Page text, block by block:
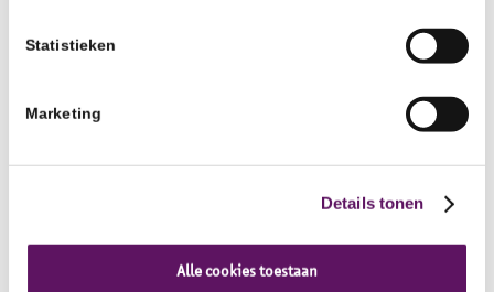
Statistieken
Marketing
Details tonen
Alle cookies toestaan
sorteerder (20 – 24
uur)